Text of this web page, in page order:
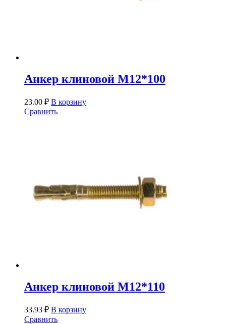
Анкер клиновой М12*100
23.00 ₽ В корзину
Сравнить
Анкер клиновой М12*110
33.93 ₽ В корзину
Сравнить